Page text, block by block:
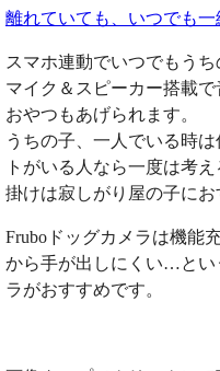
離れていても、いつでも一
スマホ連動でいつでもう
マイク＆スピーカー搭載で
おやつもあげられます。
うちの子、一人でいる時
トがいる人なら一度は考
掛けは寂しがり屋の子にお
Fruboドッグカメラは機能
から手が出しにくい…とい
ラがおすすめです。